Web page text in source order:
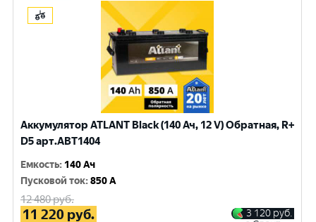
Аккумулятор ATLANT Black (140 Ач, 12 V) Обратная, R+
D5 арт.ABT1404
Емкость: 140 Ач
Пусковой ток:850 A
12 480руб.
11 220 руб. 3 120 руб.